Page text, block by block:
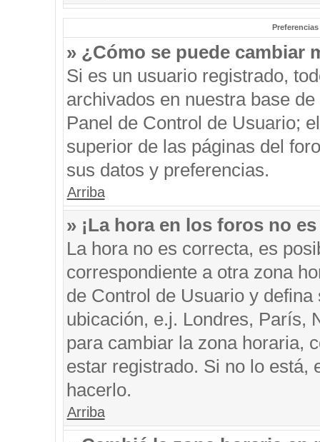
» ¿Cómo se puede cambiar
Si es un usuario registrado,
archivados en nuestra base
Panel de Control de Usuario;
superior de las páginas del
sus datos y preferencias.
Arriba
» ¡La hora en los foros no
La hora no es correcta, es
correspondiente a otra zona
de Control de Usuario y
ubicación, e.j. Londres, París,
para cambiar la zona horaria,
estar registrado. Si no lo está,
hacerlo.
Arriba